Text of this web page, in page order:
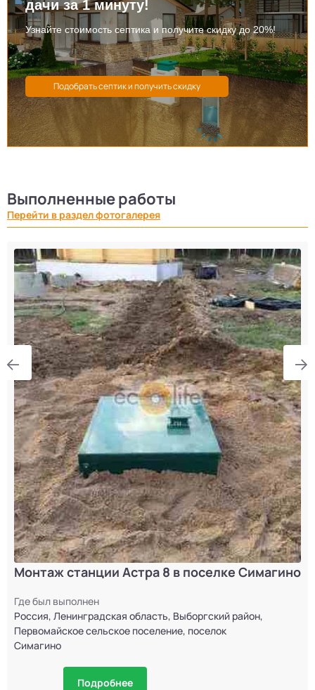
дачи за 1 минуту!
Узнайте стоимость септика и получите скидку до 20%!
Выполненные работы
Перейти в раздел фотогалерея
Монтаж станции Астра 8 в поселке Симагино
Где был выполнен
Россия, Ленинградская область, Выборгский район,
Первомайское сельское поселение, поселок
Симагино
Подробнее